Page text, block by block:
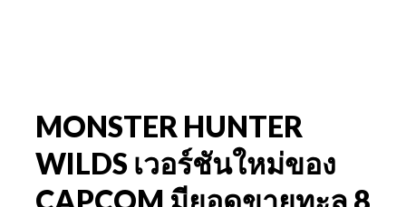
MONSTER HUNTER
WILDS เวอร์ชันใหม่ของ